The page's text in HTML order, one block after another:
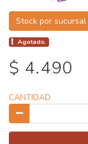
Stock por sucursal
Agotado.
$ 4.490
CANTIDAD